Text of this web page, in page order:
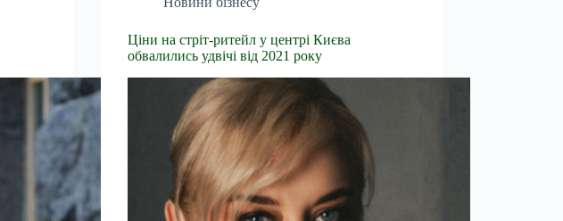
Ціни на стріт-ритейл у центрі Києва
обвалились удвічі від 2021 року